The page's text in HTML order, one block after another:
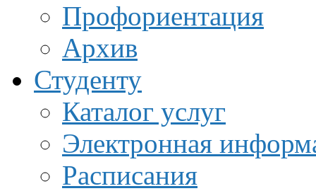
Профориентация
Архив
Студенту
Каталог услуг
Электронная
Расписания